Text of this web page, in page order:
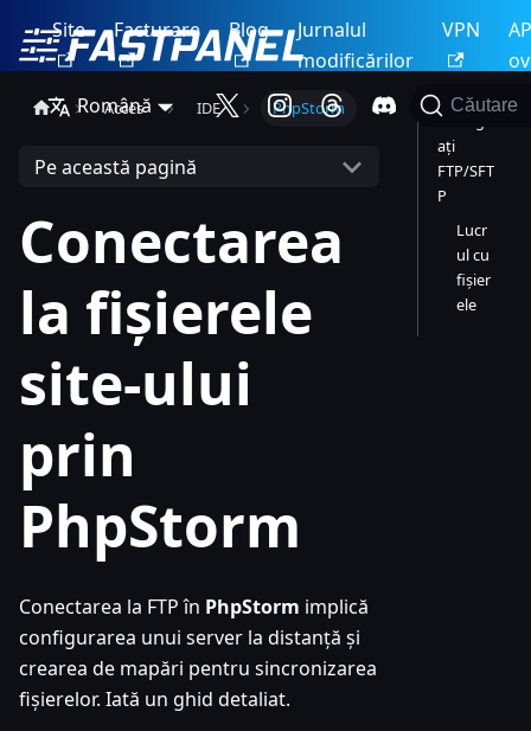
Site Facturare Blog
Jurnalul
modificărilor
VPN
Română
Căutare
Acces IDE PhpStorm
Pe această pagină
Conectarea
la fișierele
site-ului
prin
PhpStorm
Conectarea la FTP în PhpStorm implică
configurarea unui server la distanță și
crearea de mapări pentru sincronizarea
fișierelor. Iată un ghid detaliat.
Configur
ați
FTP/SFT
P
Lucr
ul cu
fișier
ele